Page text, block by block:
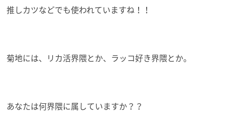
推しカツなどでも使われていますね！！
菊地には、リカ活界隈とか、ラッコ好き界隈とか。
あなたは何界隈に属していますか？？